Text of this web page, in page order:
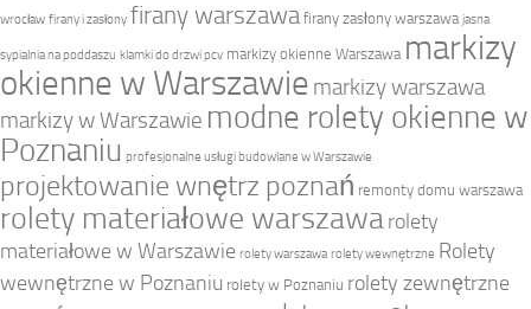
wrocław firany i zasłony firany warszawa firany zasłony warszawa jasna
sypialnia na poddaszu klamki do drzwi pcv markizy okienne Warszawa markizy
okienne w Warszawie markizy warszawa
markizy w Warszawie modne rolety okienne w
Poznaniu profesjonalne usługi budowlane w Warszawie
projektowanie wnętrz poznań remonty domu warszawa
rolety materiałowe warszawa rolety
materiałowe w Warszawie rolety warszawa rolety wewnętrzne Rolety
wewnętrzne w Poznaniu rolety w Poznaniu rolety zewnętrzne